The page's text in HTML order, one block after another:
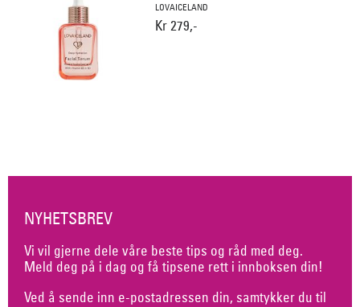
LOVAICELAND
Kr 279,-
NYHETSBREV
Vi vil gjerne dele våre beste tips og råd med deg.
Meld deg på i dag og få tipsene rett i innboksen din!
Ved å sende inn e-postadressen din, samtykker du til